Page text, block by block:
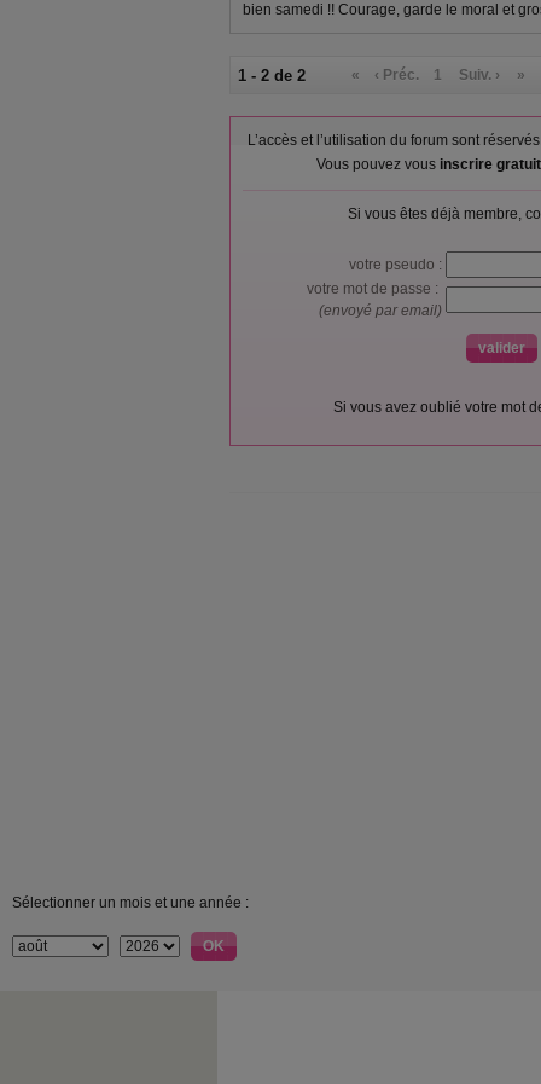
bien samedi !! Courage, garde le moral et
1 - 2 de 2 « ‹ Préc. 1 Suiv. › »
L’accès et l’utilisation du forum sont
Vous pouvez vous inscrire
Si vous êtes déjà membre,
votre pseudo :
votre mot de passe :
(envoyé par email)
Si vous avez oublié votre mot
Sélectionner un mois et une année :